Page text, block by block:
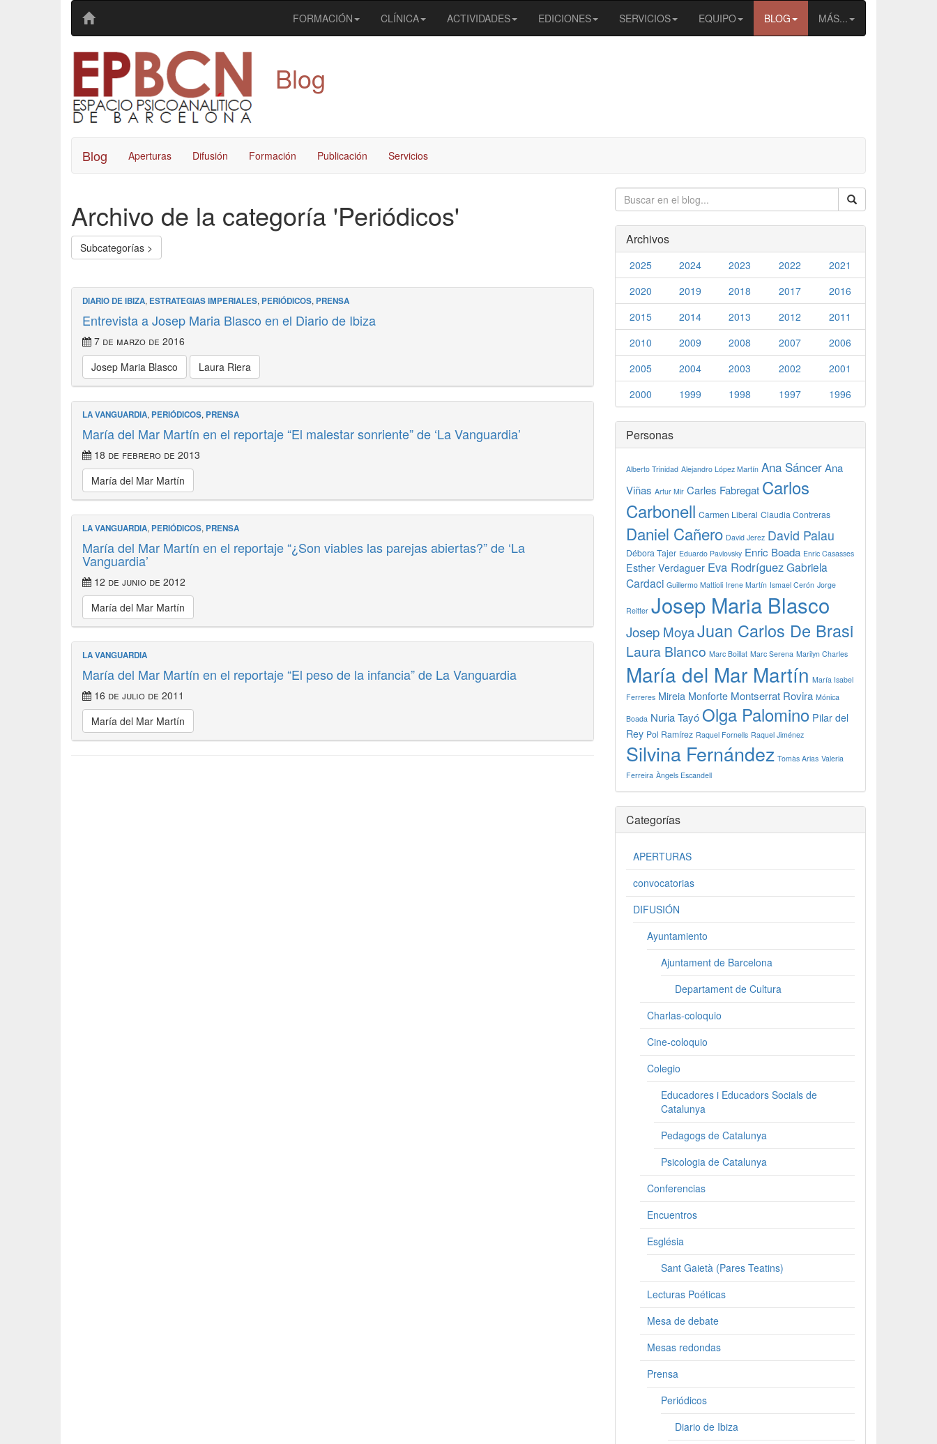
FORMACIÓN CLÍNICA ACTIVIDADES EDICIONES SERVICIOS EQUIPO BLOG MÁS...
Blog
Blog Aperturas Difusión Formación Publicación Servicios
Archivo de la categoría 'Periódicos'
Subcategorías >
DIARIO DE IBIZA, ESTRATEGIAS IMPERIALES, PERIÓDICOS, PRENSA
Entrevista a Josep Maria Blasco en el Diario de Ibiza
7 de marzo de 2016
Josep Maria Blasco
Laura Riera
LA VANGUARDIA, PERIÓDICOS, PRENSA
María del Mar Martín en el reportaje “El malestar sonriente” de ‘La Vanguardia’
18 de febrero de 2013
María del Mar Martín
LA VANGUARDIA, PERIÓDICOS, PRENSA
María del Mar Martín en el reportaje “¿Son viables las parejas abiertas?” de ‘La
Vanguardia’
12 de junio de 2012
María del Mar Martín
LA VANGUARDIA
María del Mar Martín en el reportaje “El peso de la infancia” de La Vanguardia
16 de julio de 2011
María del Mar Martín
Archivos
2025 2024 2023 2022
2021
2020
2019 2018 2017
2016
2015
2014 2013 2012
2011
2010
2009 2008 2007
2006
2005
2004 2003 2002
2001
2000
1999 1998 1997 1996
Personas
Alberto Trinidad Alejandro López Martín Ana SáncerAna
Viñas Artur Mir Carles Fabregat Carlos
Carbonell Carmen Liberal Claudia Contreras
Daniel Cañero David Jerez David Palau
Débora Tajer Eduardo Pavlovsky Enric Boada Enric Casasses
Esther Verdaguer Eva RodríguezGabriela
Cardaci Guillermo Mattioli Irene Martín Ismael Cerón Jorge
Reitter Josep Maria Blasco
Josep MoyaJuan Carlos De Brasi
Laura Blanco Marc Boillat Marc Serena Marilyn Charles
María del Mar Martín María Isabel
Ferreres Mireia Monforte Montserrat Rovira Mónica
Boada Nuria Tayó Olga Palomino Pilar del
Rey Pol Ramírez Raquel Fornells Raquel Jiménez
Silvina Fernández Tomàs Arias Valeria
Ferreira Àngels Escandell
Categorías
APERTURAS
convocatorias
DIFUSIÓN
Ayuntamiento
Ajuntament de Barcelona
Departament de Cultura
Charlas-coloquio
Cine-coloquio
Colegio
Educadores i Educadors Socials de
Catalunya
Pedagogs de Catalunya
Psicologia de Catalunya
Conferencias
Encuentros
Església
Sant Gaietà (Pares Teatins)
Lecturas Poéticas
Mesa de debate
Mesas redondas
Prensa
Periódicos
Diario de Ibiza